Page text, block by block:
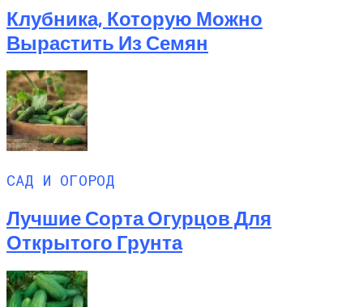
Клубника, Которую Можно
Вырастить Из Семян
САД И ОГОРОД
Лучшие Сорта Огурцов Для
Открытого Грунта